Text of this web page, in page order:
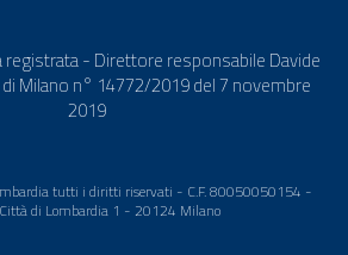
registrata - Direttore responsabile Davide
di Milano n° 14772/2019 del 7 novembre
2019
tutti i diritti riservati - C.F. 80050050154 -
di Lombardia 1 - 20124 Milano